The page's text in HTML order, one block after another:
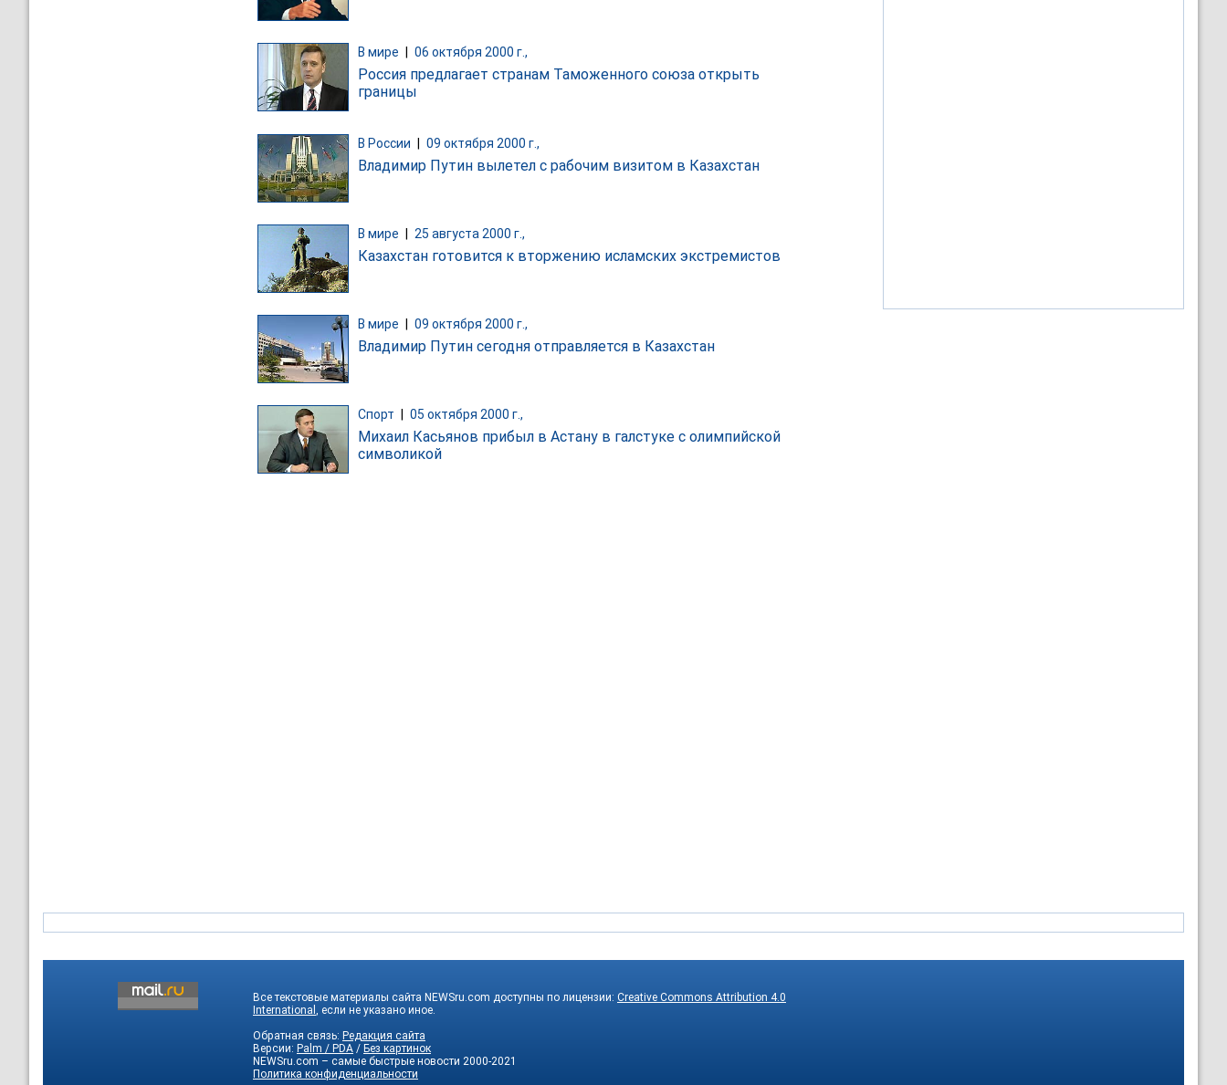
В мире 06 октября 2000 г.,
Россия предлагает странам Таможенного союза открыть
границы
В России 09 октября 2000 г.,
Владимир Путин вылетел с рабочим визитом в Казахстан
В мире 25 августа 2000 г.,
Казахстан готовится к вторжению исламских экстремистов
В мире 09 октября 2000 г.,
Владимир Путин сегодня отправляется в Казахстан
Спорт 05 октября 2000 г.,
Михаил Касьянов прибыл в Астану в галстуке с олимпийской
символикой
Все текстовые материалы сайта NEWSru.com доступны по лицензии: Creative Commons Attribution 4.0
International
, если не указано иное.
Обратная связь: Редакция сайта
Версии: Palm / PDA / Без картинок
NEWSru.com – самые быстрые новости 2000-2021
Политика конфиденциальности